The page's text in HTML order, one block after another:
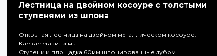
Лестница на двойном косоуре с толстыми
ступенями из шпона
Открытая лестница на двойном металлическом косоуре.
Каркас ставили мы.
Ступени и площадка 60мм шпонированные дубом.